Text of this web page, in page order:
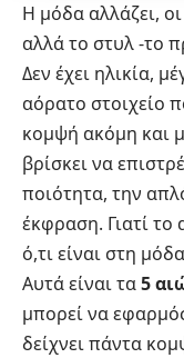
Η μόδα αλλάζει,
αλλά το στυλ -το
Δεν έχει ηλικία,
αόρατο στοιχείο
κομψή ακόμη και
βρίσκει να
ποιότητα, την
έκφραση. Γιατί το
ό,τι είναι στη
Αυτά είναι τα5
μπορεί να
δείχνει πάντα